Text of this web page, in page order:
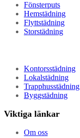
Fönsterputs
Hemstädning
Flyttstädning
Storstädning
Kontorsstädning
Lokalstädning
Trapphusstädning
Byggstädning
Viktiga länkar
Om oss